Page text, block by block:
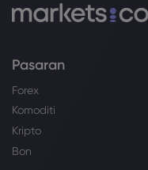
Pasaran
Forex
Komoditi
Kripto
Bon